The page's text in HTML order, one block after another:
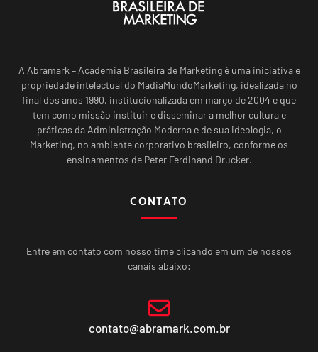
A Abramark – Academia Brasileira de Marketing é uma iniciativa e
propriedade intelectual do MadiaMundoMarketing, idealizada no
final dos anos 1990, institucionalizada em março de 2004 e que
tem como missão instituir e disseminar a melhor cultura e
práticas da Administração Moderna e de sua ideologia, o
Marketing, no ambiente corporativo brasileiro, conforme os
ensinamentos de Peter Ferdinand Drucker.
CONTATO
Entre em contato com nosso time clicando em um de nossos
canais abaixo:
contato@abramark.com.br